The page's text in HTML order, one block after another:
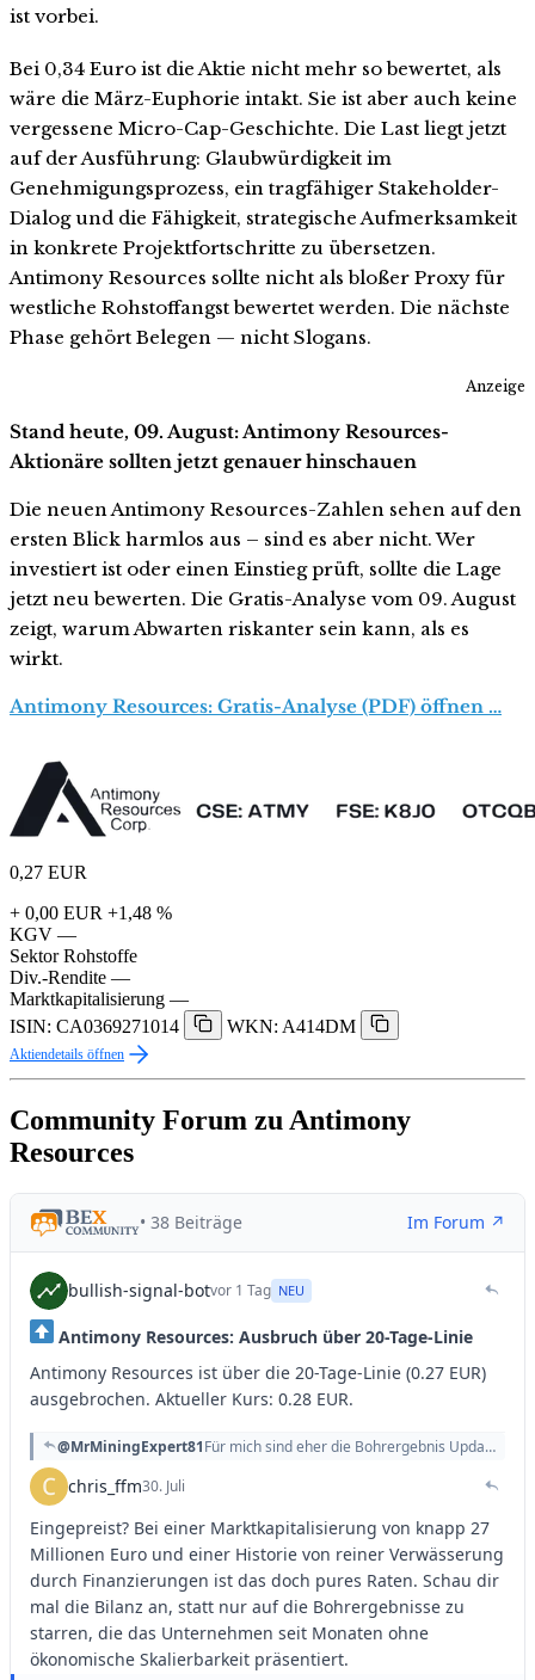
ist vorbei.
Bei 0,34 Euro ist die Aktie nicht mehr so bewertet, als
wäre die März-Euphorie intakt. Sie ist aber auch keine
vergessene Micro-Cap-Geschichte. Die Last liegt jetzt
auf der Ausführung: Glaubwürdigkeit im
Genehmigungsprozess, ein tragfähiger Stakeholder-
Dialog und die Fähigkeit, strategische Aufmerksamkeit
in konkrete Projektfortschritte zu übersetzen.
Antimony Resources sollte nicht als bloßer Proxy für
westliche Rohstoffangst bewertet werden. Die nächste
Phase gehört Belegen — nicht Slogans.
Anzeige
Stand heute, 09. August: Antimony Resources-
Aktionäre sollten jetzt genauer hinschauen
Die neuen Antimony Resources-Zahlen sehen auf den
ersten Blick harmlos aus – sind es aber nicht. Wer
investiert ist oder einen Einstieg prüft, sollte die Lage
jetzt neu bewerten. Die Gratis-Analyse vom 09. August
zeigt, warum Abwarten riskanter sein kann, als es
wirkt.
Antimony Resources: Gratis-Analyse (PDF) öffnen …
0,27 EUR
+ 0,00 EUR +1,48 %
KGV —
Sektor Rohstoffe
Div.-Rendite —
Marktkapitalisierung —
ISIN: CA0369271014
WKN: A414DM
Aktiendetails öffnen
Community Forum zu Antimony
Resources